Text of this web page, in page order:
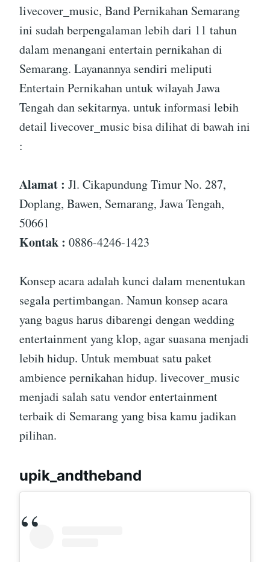
livecover_music, Band Pernikahan Semarang
ini sudah berpengalaman lebih dari 11 tahun
dalam menangani entertain pernikahan di
Semarang. Layanannya sendiri meliputi
Entertain Pernikahan untuk wilayah Jawa
Tengah dan sekitarnya. untuk informasi lebih
detail livecover_music bisa dilihat di bawah ini
:
Alamat : Jl. Cikapundung Timur No. 287,
Doplang, Bawen, Semarang, Jawa Tengah,
50661
Kontak : 0886-4246-1423
Konsep acara adalah kunci dalam menentukan
segala pertimbangan. Namun konsep acara
yang bagus harus dibarengi dengan wedding
entertainment yang klop, agar suasana menjadi
lebih hidup. Untuk membuat satu paket
ambience pernikahan hidup. livecover_music
menjadi salah satu vendor entertainment
terbaik di Semarang yang bisa kamu jadikan
pilihan.
upik_andtheband